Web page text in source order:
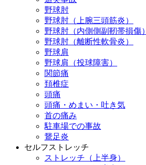
野球肘
野球肘（上腕三頭筋炎）
野球肘（内側側副靭帯損傷）
野球肘（離断性軟骨炎）
野球肩
野球肩（投球障害）
関節痛
頚椎症
頭痛
頭痛・めまい・吐き気
首の痛み
駐車場での事故
鵞足炎
セルフストレッチ
ストレッチ（上半身）